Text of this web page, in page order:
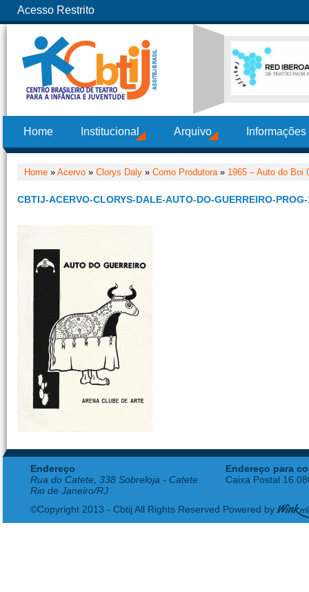
Acesso Restrito
Home Institucional Arquivo
Home » Acervo » Clorys Daly » Como Produtora» 1965 – Auto do Boi
CBTIJ-ACERVO-CLORYS-DALE-AUTO-DO-GUERREIRO-
Endereço
Rua do Catete, 338 Sobreloja - Catete
Rio de Janeiro/RJ
Endereço para
Caixa Postal
©Copyright 2013 - Cbtij All Rights Reserved Powered by: